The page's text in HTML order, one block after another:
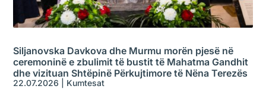
Siljanovska Davkova dhe Murmu morën pjesë në
ceremoninë e zbulimit të bustit të Mahatma Gandhit
dhe vizituan Shtëpinë Përkujtimore të Nëna Terezës
22.07.2026 Kumtesat